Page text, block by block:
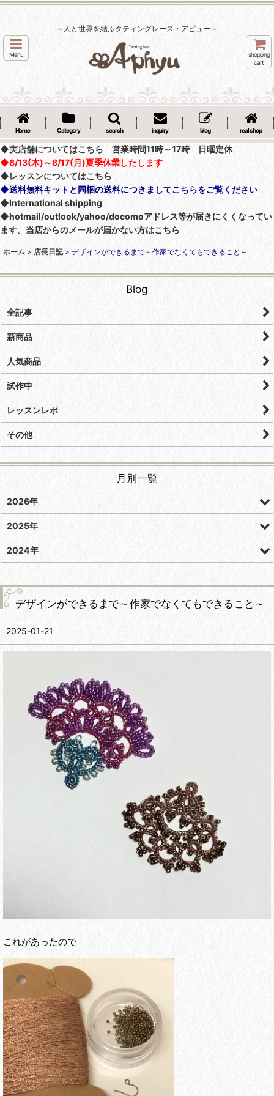
～人と世界を結ぶタティングレース・アピュー～
Menu
shopping
cart
Home Category search inquiry blog real shop
◆実店舗についてはこちら 営業時間11時～17時 日曜定休
◆8/13(木)～8/17(月)夏季休業したします
◆レッスンについてはこちら
◆送料無料キットと同梱の送料につきましてこちらをご覧ください
◆International shipping
◆hotmail/outlook/yahoo/docomoアドレス等が届きにくくなってい
ます。当店からのメールが届かない方はこちら
ホーム > 店長日記 > デザインができるまで～作家でなくてもできること～
デザインができるまで～作家でなくてもできること～
2025-01-21
これがあったので
Blog
全記事
新商品
人気商品
試作中
レッスンレポ
その他
月別一覧
2026年
2025年
2024年